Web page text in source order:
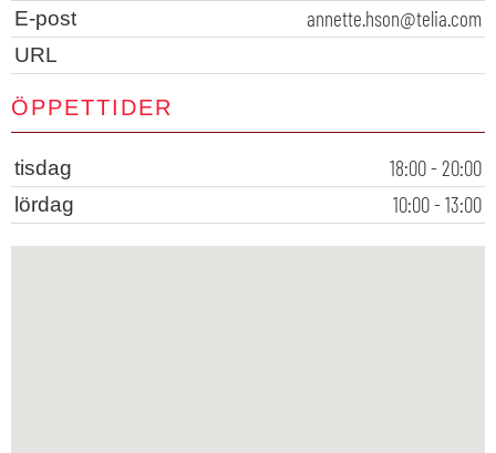
E-post annette.hson@telia.com
URL
ÖPPETTIDER
tisdag 18:00 - 20:00
lördag 10:00 - 13:00